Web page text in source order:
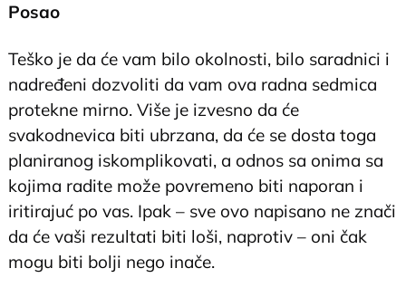
Posao
Teško je da će vam bilo okolnosti, bilo saradnici i
nadređeni dozvoliti da vam ova radna sedmica
protekne mirno. Više je izvesno da će
svakodnevica biti ubrzana, da će se dosta toga
planiranog iskomplikovati, a odnos sa onima sa
kojima radite može povremeno biti naporan i
iritirajuć po vas. Ipak – sve ovo napisano ne znači
da će vaši rezultati biti loši, naprotiv – oni čak
mogu biti bolji nego inače.